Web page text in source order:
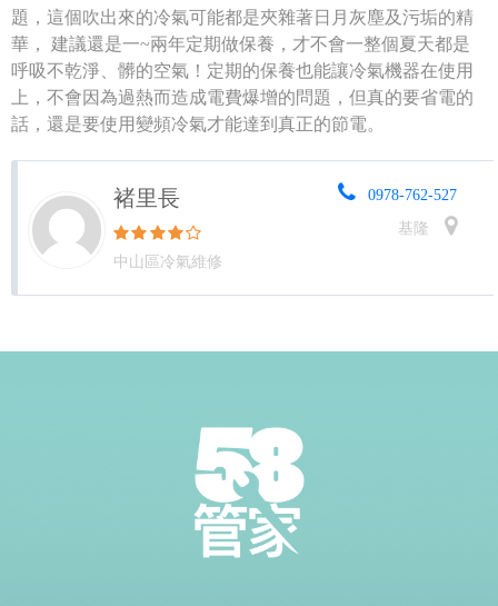
題，這個吹出來的冷氣可能都是夾雜著日月灰塵及污垢的精
華， 建議還是一~兩年定期做保養，才不會一整個夏天都是
呼吸不乾淨、髒的空氣！定期的保養也能讓冷氣機器在使用
上，不會因為過熱而造成電費爆增的問題，但真的要省電的
話，還是要使用變頻冷氣才能達到真正的節電。
褚里長
中山區冷氣維修
0978-762-527
基隆